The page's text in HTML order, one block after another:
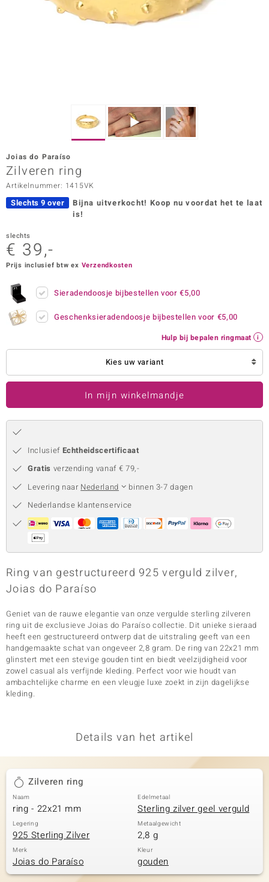
Vogue
in Italy
Paraíso
Collection
Joias do Paraíso
Zilveren ring
Artikelnummer: 1415VK
Slechts 9 over Bijna uitverkocht! Koop nu voordat het te laat
is!
slechts
€ 39,-
Prijs inclusief btw ex Verzendkosten
Sieradendoosje bijbestellen voor€5,00
Geschenksieradendoosje bijbestellen voor €5,00
Hulp bij bepalen ringmaat
Kies uw variant
In mijn winkelmandje
Inclusief Echtheidscertificaat
Gratis verzending vanaf € 79,-
Levering naar Nederland
binnen 3-7 dagen
Nederlandse klantenservice
Ring van gestructureerd 925 verguld zilver,
Joias do Paraíso
Geniet van de rauwe elegantie van onze vergulde sterling zilveren
ring uit de exclusieve Joias do Paraíso collectie. Dit unieke sieraad
heeft een gestructureerd ontwerp dat de uitstraling geeft van een
handgemaakte schat van ongeveer 2,8 gram. De ring van 22x21 mm
glinstert met een stevige gouden tint en biedt veelzijdigheid voor
zowel casual als verfijnde kleding. Perfect voor wie houdt van
ambachtelijke charme en een vleugje luxe zoekt in zijn dagelijkse
kleding.
Details van het artikel
Zilveren ring
Naam
ring - 22x21 mm
Edelmetaal
Sterling zilver geel verguld
Legering
925 Sterling Zilver
Metaalgewicht
2,8 g
Merk
Joias do Paraíso
Kleur
gouden